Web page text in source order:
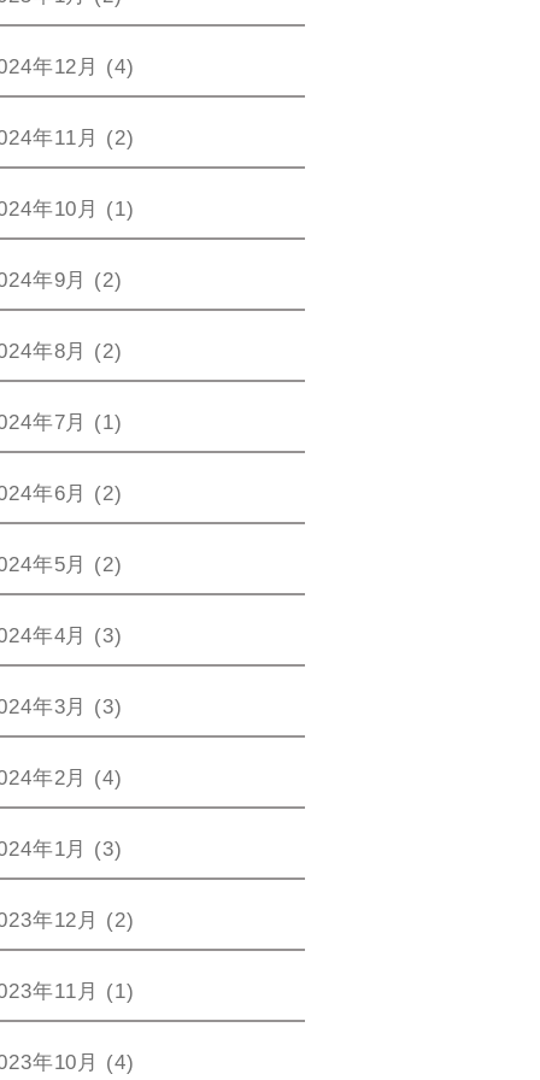
年12月 (4)
年11月 (2)
年10月 (1)
年9月 (2)
年8月 (2)
年7月 (1)
年6月 (2)
年5月 (2)
年4月 (3)
年3月 (3)
年2月 (4)
年1月 (3)
年12月 (2)
年11月 (1)
年10月 (4)